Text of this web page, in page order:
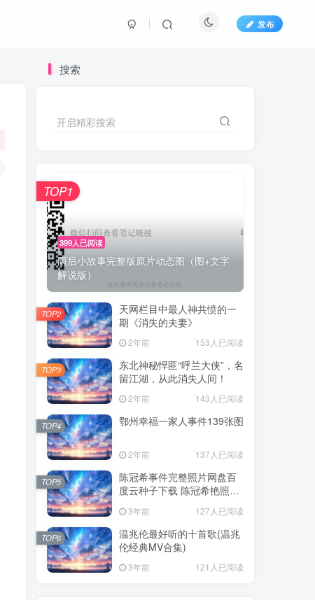
发布
搜索
开启精彩搜索
399人已阅读
雨后小故事完整版原片动态图（图+文字
解说版）
TOP1
天网栏目中最人神共愤的一
期《消失的夫妻》
2年前 153人已阅读
TOP2
东北神秘悍匪“呼兰大侠”，名
留江湖，从此消失人间！
2年前 143人已阅读
TOP3
鄂州幸福一家人事件139张图
2年前 137人已阅读
TOP4
陈冠希事件完整照片网盘百
度云种子下载 陈冠希艳照门
门全部图片观看
3年前 127人已阅读
TOP5
温兆伦最好听的十首歌(温兆
伦经典MV合集)
3年前 121人已阅读
TOP6